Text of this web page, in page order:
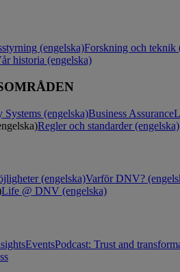
(engelska)Forskning och teknik
historia (engelska)
Systems (engelska)Business Assurance
Regler och standarder (engelska)
(engelska)Varför DNV?
Life @ DNV (engelska)
EventsPodcast: Trust and